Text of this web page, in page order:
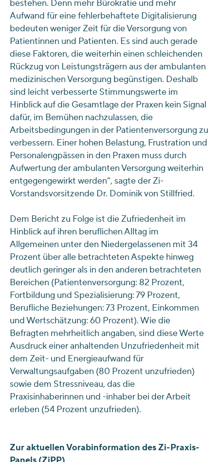
bestehen. Denn mehr Bürokratie und mehr
Aufwand für eine fehlerbehaftete Digitalisierung
bedeuten weniger Zeit für die Versorgung von
Patientinnen und Patienten. Es sind auch gerade
diese Faktoren, die weiterhin einen schleichenden
Rückzug von Leistungsträgern aus der ambulanten
medizinischen Versorgung begünstigen. Deshalb
sind leicht verbesserte Stimmungswerte im
Hinblick auf die Gesamtlage der Praxen kein Signal
dafür, im Bemühen nachzulassen, die
Arbeitsbedingungen in der Patientenversorgung zu
verbessern. Einer hohen Belastung, Frustration und
Personalengpässen in den Praxen muss durch
Aufwertung der ambulanten Versorgung weiterhin
entgegengewirkt werden“, sagte der Zi-
Vorstandsvorsitzende Dr. Dominik von Stillfried.
Dem Bericht zu Folge ist die Zufriedenheit im
Hinblick auf ihren beruflichen Alltag im
Allgemeinen unter den Niedergelassenen mit 34
Prozent über alle betrachteten Aspekte hinweg
deutlich geringer als in den anderen betrachteten
Bereichen (Patientenversorgung: 82 Prozent,
Fortbildung und Spezialisierung: 79 Prozent,
Berufliche Beziehungen: 73 Prozent, Einkommen
und Wertschätzung: 60 Prozent). Wie die
Befragten mehrheitlich angaben, sind diese Werte
Ausdruck einer anhaltenden Unzufriedenheit mit
dem Zeit- und Energieaufwand für
Verwaltungsaufgaben (80 Prozent unzufrieden)
sowie dem Stressniveau, das die
Praxisinhaberinnen und -inhaber bei der Arbeit
erleben (54 Prozent unzufrieden).
Zur aktuellen Vorabinformation des Zi-Praxis-